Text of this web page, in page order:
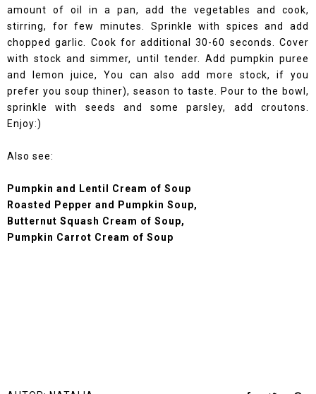
amount of oil in a pan, add the vegetables and cook,
stirring, for few minutes. Sprinkle with spices and add
chopped garlic. Cook for additional 30-60 seconds. Cover
with stock and simmer, until tender. Add pumpkin puree
and lemon juice, You can also add more stock, if you
prefer you soup thiner), season to taste. Pour to the bowl,
sprinkle with seeds and some parsley, add croutons.
Enjoy:)
Also see:
Pumpkin and Lentil Cream of Soup
Roasted Pepper and Pumpkin Soup,
Butternut Squash Cream of Soup,
Pumpkin Carrot Cream of Soup